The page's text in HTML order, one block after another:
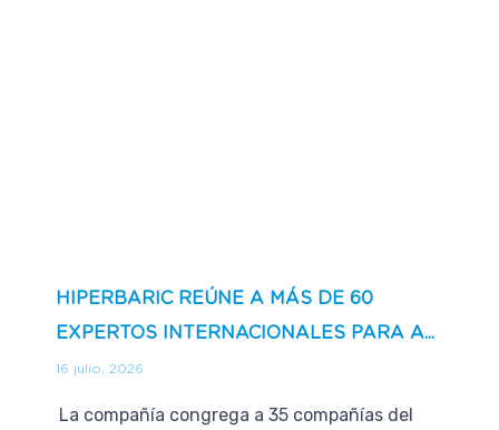
HIPERBARIC REÚNE A MÁS DE 60
EXPERTOS INTERNACIONALES PARA A...
16 julio, 2026
La compañía congrega a 35 compañías del